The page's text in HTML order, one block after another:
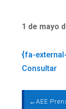
1 de mayo
{fa-
Consultar
← AEE